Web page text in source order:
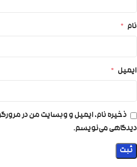
نام *
ایمیل *
ذخیره نام، ایمیل و وبسایت من در مرورگر
دیدگاهی می‌نویسم.